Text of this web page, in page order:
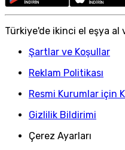
Türkiye'de ikinci el eşya
Şartlar ve Koşullar
Reklam Politikası
Resmi Kurumlar için
Gizlilik Bildirimi
Çerez Ayarları